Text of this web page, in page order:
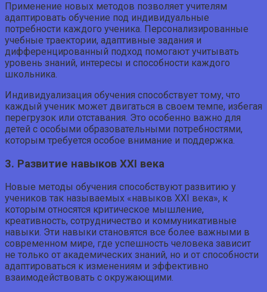
Применение новых методов позволяет учителям
адаптировать обучение под индивидуальные
потребности каждого ученика. Персонализированные
учебные траектории, адаптивные задания и
дифференцированный подход помогают учитывать
уровень знаний, интересы и способности каждого
школьника.
Индивидуализация обучения способствует тому, что
каждый ученик может двигаться в своем темпе, избегая
перегрузок или отставания. Это особенно важно для
детей с особыми образовательными потребностями,
которым требуется особое внимание и поддержка.
3. Развитие навыков XXI века
Новые методы обучения способствуют развитию у
учеников так называемых «навыков XXI века», к
которым относятся критическое мышление,
креативность, сотрудничество и коммуникативные
навыки. Эти навыки становятся все более важными в
современном мире, где успешность человека зависит
не только от академических знаний, но и от способности
адаптироваться к изменениям и эффективно
взаимодействовать с окружающими.